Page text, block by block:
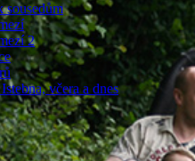
sousedům
2
včera a dnes